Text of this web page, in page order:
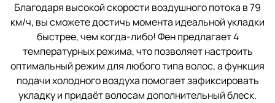
Благодаря высокой скорости воздушного потока в 79
км/ч, вы сможете достичь момента идеальной укладки
быстрее, чем когда-либо! Фен предлагает 4
температурных режима, что позволяет настроить
оптимальный режим для любого типа волос, а функция
подачи холодного воздуха помогает зафиксировать
укладку и придаёт волосам дополнительный блеск.